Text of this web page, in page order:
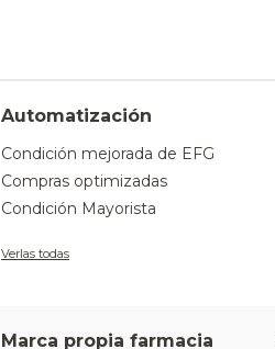
Automatización
Condición mejorada de EFG
Compras optimizadas
Condición Mayorista
Verlas todas
Marca propia farmacia